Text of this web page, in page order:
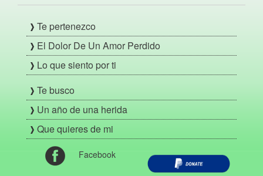
Te pertenezco
El Dolor De Un Amor Perdido
Lo que siento por ti
Te busco
Un año de una herida
Que quieres de mi
Facebook